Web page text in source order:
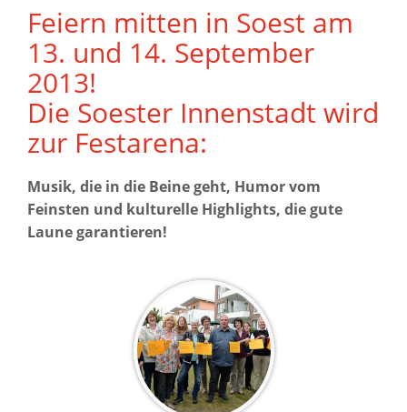
Feiern mitten in Soest am
13. und 14. September
2013!
Die Soester Innenstadt wird
zur Festarena:
Musik, die in die Beine geht, Humor vom
Feinsten und kulturelle Highlights, die gute
Laune garantieren!